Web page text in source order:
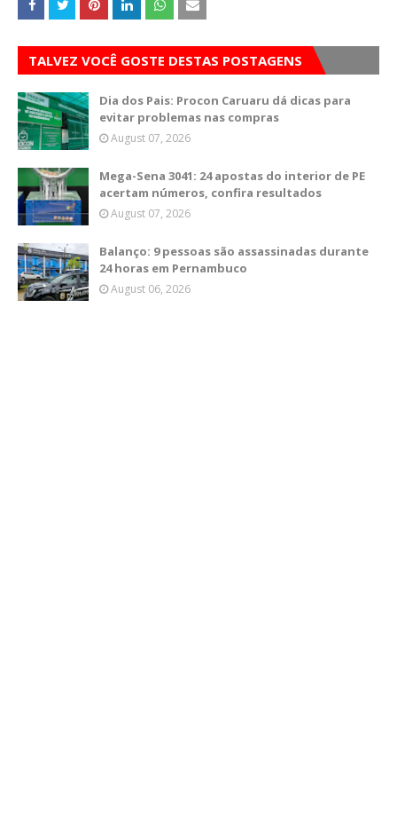
TALVEZ VOCÊ GOSTE DESTAS POSTAGENS
Dia dos Pais: Procon Caruaru dá dicas para
evitar problemas nas compras
August 07, 2026
Mega-Sena 3041: 24 apostas do interior de PE
acertam números, confira resultados
August 07, 2026
Balanço: 9 pessoas são assassinadas durante
24 horas em Pernambuco
August 06, 2026